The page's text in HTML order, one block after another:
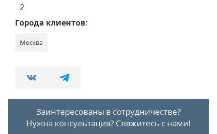
2
Города клиентов:
Москва
Заинтересованы в сотрудничестве?
Нужна консультация? Свяжитесь с нами!